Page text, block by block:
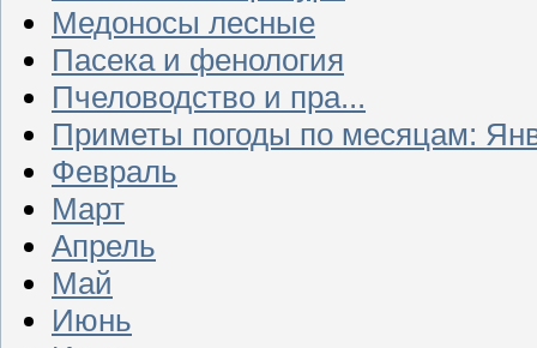
Медоносы лесные
Пасека и фенология
Пчеловодство и пра...
Приметы погоды по месяцам:
Февраль
Март
Апрель
Май
Июнь